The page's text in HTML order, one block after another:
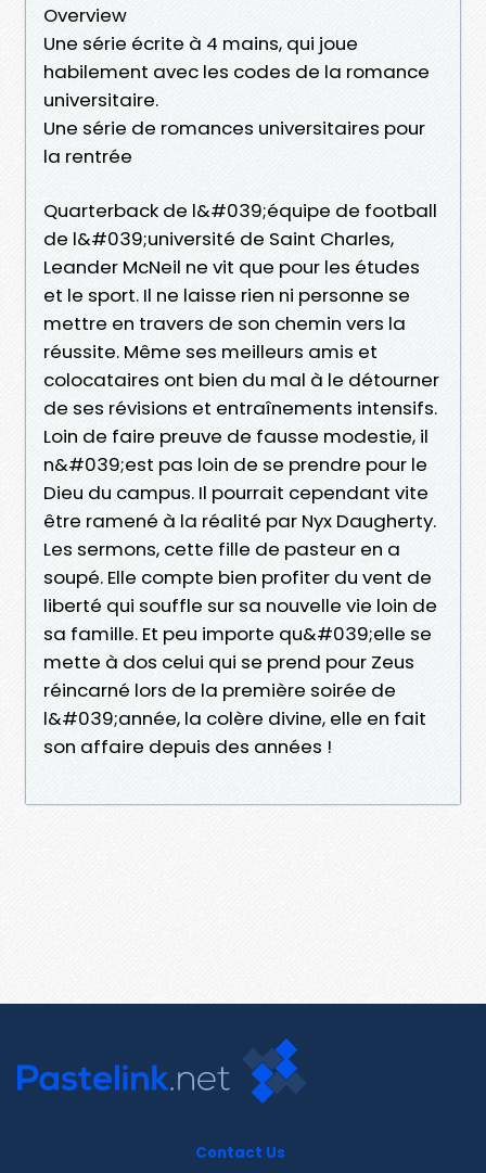
Overview
Une série écrite à 4 mains, qui joue
habilement avec les codes de la romance
universitaire.
Une série de romances universitaires pour
la rentrée
Quarterback de l&#039;équipe de football
de l&#039;université de Saint Charles,
Leander McNeil ne vit que pour les études
et le sport. Il ne laisse rien ni personne se
mettre en travers de son chemin vers la
réussite. Même ses meilleurs amis et
colocataires ont bien du mal à le détourner
de ses révisions et entraînements intensifs.
Loin de faire preuve de fausse modestie, il
n&#039;est pas loin de se prendre pour le
Dieu du campus. Il pourrait cependant vite
être ramené à la réalité par Nyx Daugherty.
Les sermons, cette fille de pasteur en a
soupé. Elle compte bien profiter du vent de
liberté qui souffle sur sa nouvelle vie loin de
sa famille. Et peu importe qu&#039;elle se
mette à dos celui qui se prend pour Zeus
réincarné lors de la première soirée de
l&#039;année, la colère divine, elle en fait
son affaire depuis des années !
Contact Us